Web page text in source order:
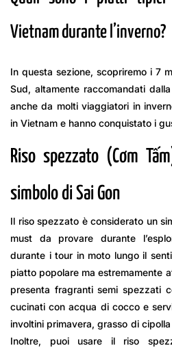
Vietnam durante l’inverno?
In questa sezione, scopriremo i 7
Sud, altamente raccomandati
anche da molti viaggiatori in
in Vietnam e hanno conquistato i
Riso spezzato (Cơm
simbolo di Sai Gon
Il riso spezzato è considerato un
must da provare durante
durante i tour in moto lungo il
piatto popolare ma estremamente
presenta fragranti semi spezzati
cucinati con acqua di cocco e
involtini primavera, grasso di
Inoltre, puoi usare il riso